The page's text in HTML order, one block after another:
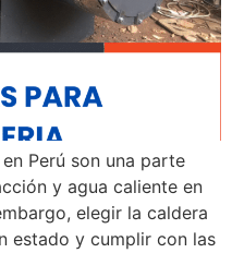
Perú son una parte
y agua caliente en
elegir la caldera
estado y cumplir con las